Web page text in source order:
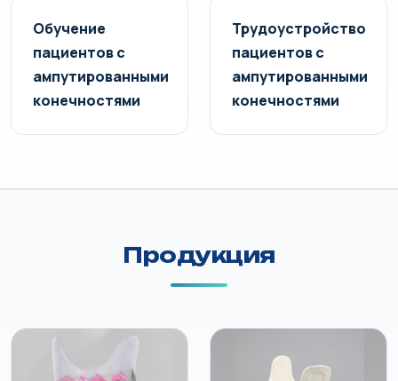
Обучение
пациентов с
ампутированными
конечностями
Трудоустройство
пациентов с
ампутированными
конечностями
Продукция